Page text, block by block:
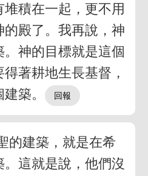
積在一起，更不用
殿了。我再說，神
神的目標就是這個
著耕地生長基督，
築。
的建築，就是在希
這就是說，他們沒